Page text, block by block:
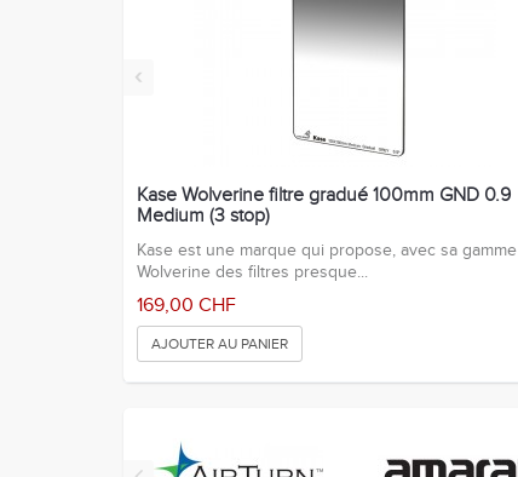
‹
Kase Wolverine filtre gradué 100mm GND 0.9
Medium (3 stop)
Kase est une marque qui propose, avec sa gamme
Wolverine des filtres presque...
169,00 CHF
AJOUTER AU PANIER